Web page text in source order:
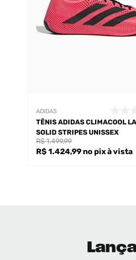
ADIDAS
TÊNIS ADIDAS CLIMACOOL
SOLID STRIPES UNISSEX
R$ 1.424,99 no pixà vista
R$ 1.499,99